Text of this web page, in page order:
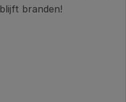
branden!